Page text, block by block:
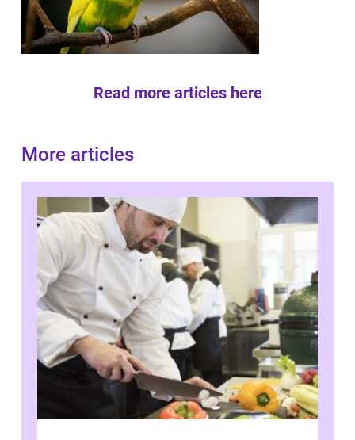
Read more articles here
More articles